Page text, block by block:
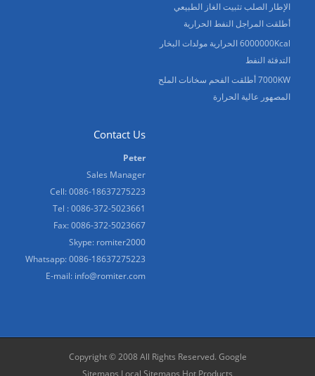
الإطار الصلب تثبيت الغاز الطبيعي
أطلقت المراجل النفط الحرارية
6000000Kcal الحرارية مولدات البخار
التدفئة النفط
7000KW أطلقت الفحم سخانات الملح
المصهور عالية الحرارة
Contact Us
Peter
Sales Manager
Cell: 0086-18637275223
Tel : 0086-372-5023661
Fax: 0086-372-5023667
Skype: romiter2000
Whatsapp:0086-18637275223
E-mail: info@romiter.com
Copyright © 2008 All Rights Reserved. Google